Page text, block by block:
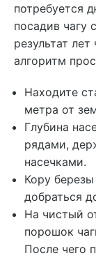
потребуется
посадив чагу
результат
алгоритм
Находите
метра от
Глубина
рядами,
насечками.
Кору
добраться
На чистый
порошок
После чего